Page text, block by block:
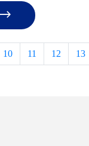
10 11 12 13